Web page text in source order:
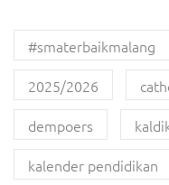
#smaterbaikmalang
2025/2026
dempoers
kalender pendidikan